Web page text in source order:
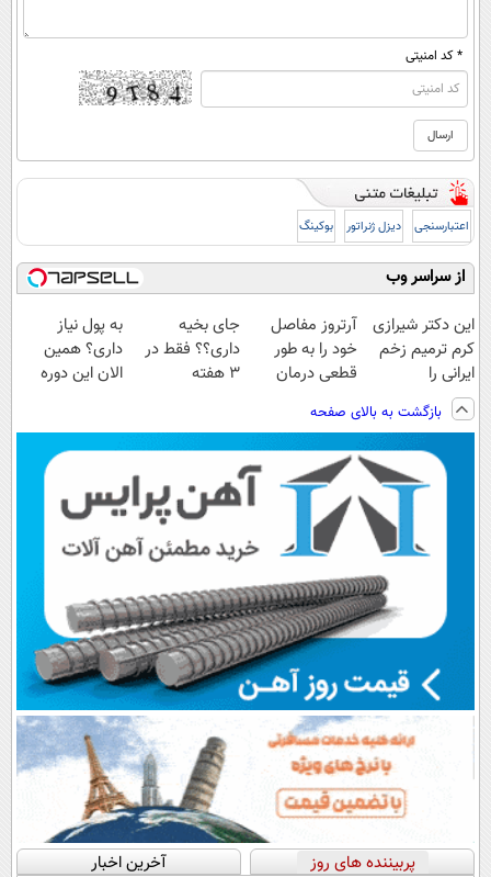
* کد امنیتی
اعتبارسنجی دیزل ژنراتور بوکینگ
از سراسر وب
این دکتر شیرازی
کرم ترمیم زخم
ایرانی را
ساخت!!!
آرتروز مفاصل
خود را به طور
قطعی درمان
◗پرسش‌نامه◖
جای بخیه
داری؟؟ فقط در
3 هفته
به پول نیاز
داری؟ همین
الان این دوره
بازگشت به بالای صفحه
پربیننده های روز آخرین اخبار